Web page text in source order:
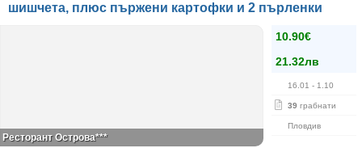
шишчета, плюс пържени картофки и 2 пърленки
10.90€
21.32лв
16.01 - 1.10
39 грабнати
Пловдив
Ресторант Острова***